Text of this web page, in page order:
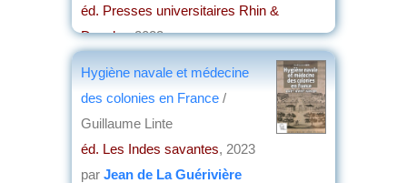
éd. Presses universitaires Rhin &
Danube, 2023
Hygiène navale et médecine
des colonies en France /
Guillaume Linte
éd. Les Indes savantes, 2023
par Jean de La Guérivière